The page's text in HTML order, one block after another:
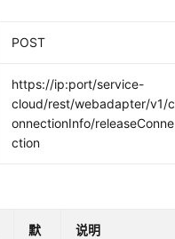
POST
https://ip:port/service-
cloud/rest/webadapter/v1/c
onnectionInfo/releaseConne
ction
默
说明